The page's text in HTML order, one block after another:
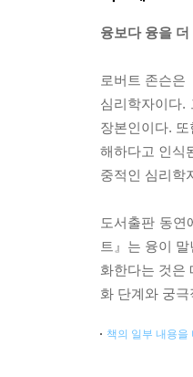
융보다 융을
로버트 존슨은
심리학자이다.
장본인이다.
해하다고 인식
중적인 심리학
도서출판 동연
트』는 융이
화한다는 것은
화 단계와 궁
책의 일부 내용을